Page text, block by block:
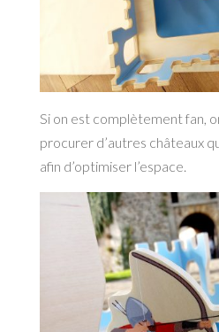
Si on est complètement fan,
procurer d’autres châteaux
afin d’optimiser l’espace.